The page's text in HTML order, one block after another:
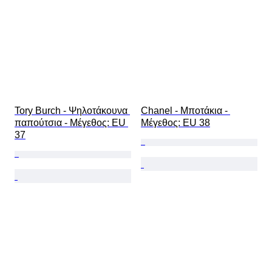
Tory Burch - Ψηλοτάκουνα
παπούτσια - Mέγεθος: EU
37
Chanel - Μποτάκια -
Mέγεθος: EU 38